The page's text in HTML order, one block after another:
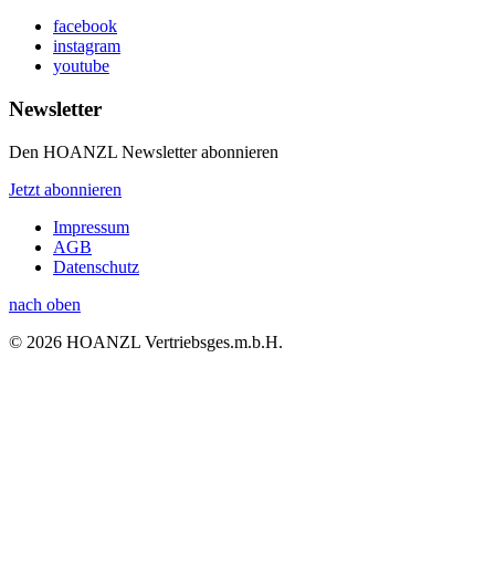
facebook
instagram
youtube
Newsletter
Den HOANZL Newsletter abonnieren
Jetzt abonnieren
Impressum
AGB
Datenschutz
nach oben
© 2026 HOANZL Vertriebsges.m.b.H.